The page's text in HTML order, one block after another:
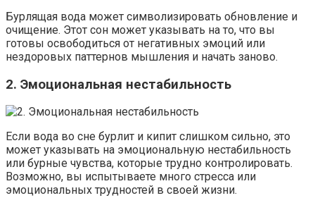
Бурлящая вода может символизировать обновление и
очищение. Этот сон может указывать на то, что вы
готовы освободиться от негативных эмоций или
нездоровых паттернов мышления и начать заново.
2. Эмоциональная нестабильность
Если вода во сне бурлит и кипит слишком сильно, это
может указывать на эмоциональную нестабильность
или бурные чувства, которые трудно контролировать.
Возможно, вы испытываете много стресса или
эмоциональных трудностей в своей жизни.